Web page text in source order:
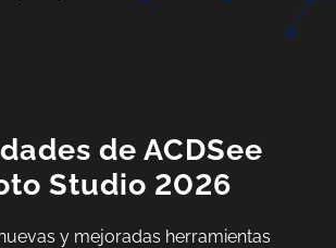
de ACDSee
Studio 2026
y mejoradas herramientas